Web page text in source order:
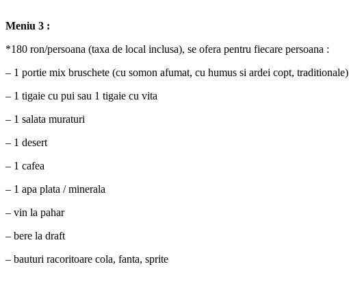
Meniu 3 :
*180 ron/persoana (taxa de local inclusa), se ofera pentru fiecare persoana :
– 1 portie mix bruschete (cu somon afumat, cu humus si ardei copt, traditionale)
– 1 tigaie cu pui sau 1 tigaie cu vita
– 1 salata muraturi
– 1 desert
– 1 cafea
– 1 apa plata / minerala
– vin la pahar
– bere la draft
– bauturi racoritoare cola, fanta, sprite